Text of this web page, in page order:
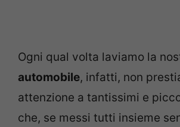
Ogni qual volta laviamo la
automobile, infatti, non
attenzione a tantissimi e
che, se messi tutti insieme